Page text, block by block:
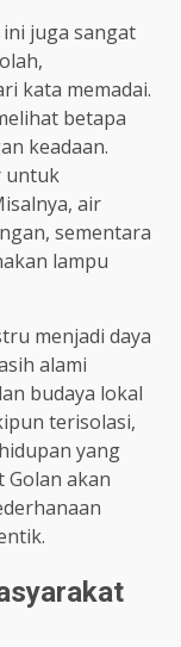
ini juga sangat
kata memadai.
betapa
keadaan.
untuk
air
sementara
lampu
menjadi daya
alami
budaya lokal
terisolasi,
yang
Golan akan